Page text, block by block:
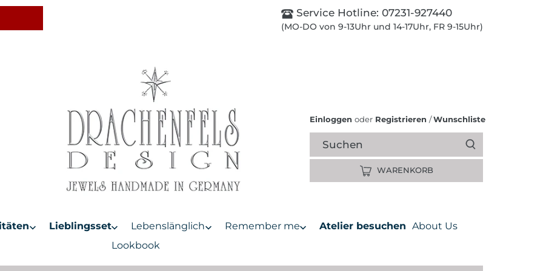
Service Hotline: 07231-927440
(MO-DO von 9-13Uhr und 14-17Uhr, FR 9-15Uhr)
Einloggen oder Registrieren /Wunschliste
WARENKORB
Lieblingsset Lebenslänglich Remember me Atelier besuchen About Us
Lookbook